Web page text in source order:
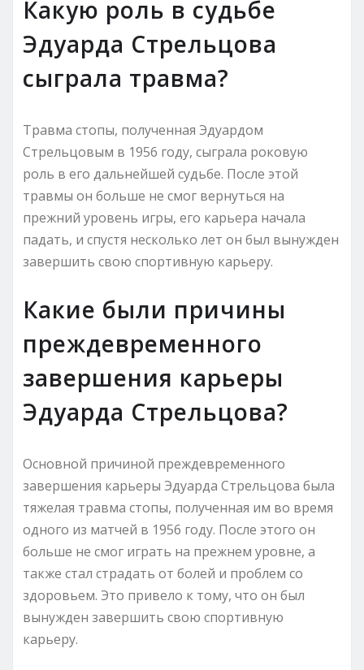
Какую роль в судьбе
Эдуарда Стрельцова
сыграла травма?
Травма стопы, полученная Эдуардом
Стрельцовым в 1956 году, сыграла роковую
роль в его дальнейшей судьбе. После этой
травмы он больше не смог вернуться на
прежний уровень игры, его карьера начала
падать, и спустя несколько лет он был вынужден
завершить свою спортивную карьеру.
Какие были причины
преждевременного
завершения карьеры
Эдуарда Стрельцова?
Основной причиной преждевременного
завершения карьеры Эдуарда Стрельцова была
тяжелая травма стопы, полученная им во время
одного из матчей в 1956 году. После этого он
больше не смог играть на прежнем уровне, а
также стал страдать от болей и проблем со
здоровьем. Это привело к тому, что он был
вынужден завершить свою спортивную
карьеру.